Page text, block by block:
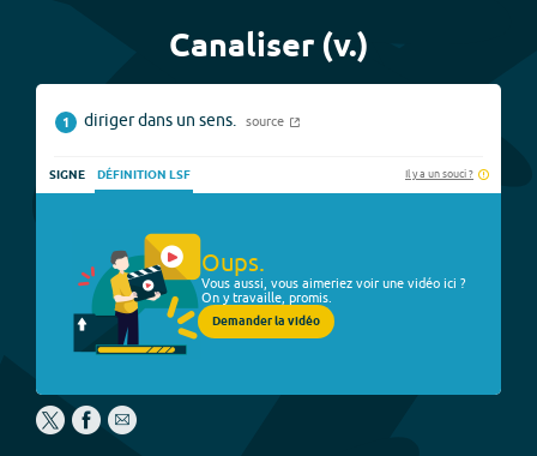
Canaliser (v.)
1 diriger dans un sens. source
SIGNE DÉFINITION LSF Il y a un souci ?
Oups.
Vous aussi, vous aimeriez voir une vidéo ici ?
On y travaille, promis.
Demander la vidéo